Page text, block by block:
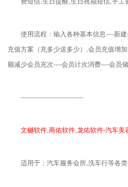
使用流程：输入各种基本信息----新
充值方案（充多少送多少）,会员充值增
额减少会员充次----会员计次消费----会员
-------------------------------
文樾软件,商佑软件,龙佑软件-汽车
适用于：汽车服务会所,洗车行等各